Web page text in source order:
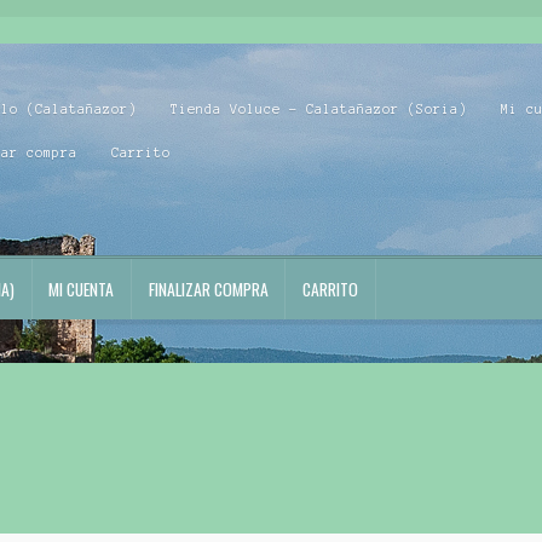
(Calatañazor) Tienda Voluce – Calatañazor (Soria) Mi
compra Carrito
MI CUENTA FINALIZAR COMPRA CARRITO